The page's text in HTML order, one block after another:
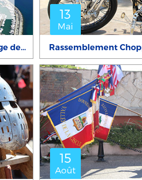
1er Festival du Tatouage de Cogolin
13
Mai
15
Août